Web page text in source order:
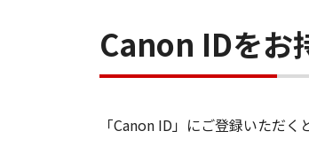
Canon IDをお
「Canon ID」にご登録いただ